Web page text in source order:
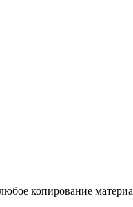
копирование